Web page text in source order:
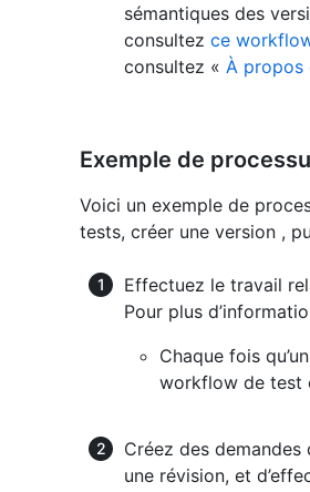
sémantiques des
consultez ce
consultez « À propos
Exemple de
Voici un exemple de
tests, créer une version ,
Effectuez le travail
Pour plus
Chaque fois
workflow de test
Créez des
une révision, et